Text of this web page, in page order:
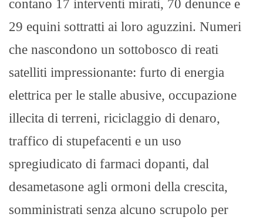
contano 17 interventi mirati, 70 denunce e
29 equini sottratti ai loro aguzzini. Numeri
che nascondono un sottobosco di reati
satelliti impressionante: furto di energia
elettrica per le stalle abusive, occupazione
illecita di terreni, riciclaggio di denaro,
traffico di stupefacenti e un uso
spregiudicato di farmaci dopanti, dal
desametasone agli ormoni della crescita,
somministrati senza alcuno scrupolo per